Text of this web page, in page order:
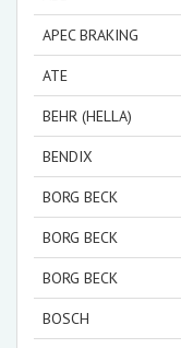
APEC BRAKING
ATE
BEHR (HELLA)
BENDIX
BORG BECK
BORG BECK
BORG BECK
BOSCH